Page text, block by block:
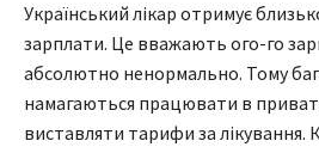
Український лікар отримує
зарплати. Це вважають ого-го
абсолютно ненормально. Тому
намагаються працювати в
виставляти тарифи за лікування.